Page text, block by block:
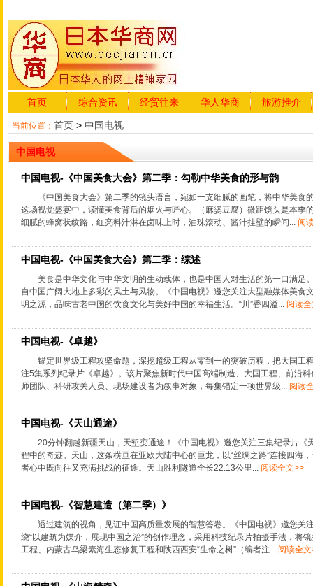
首页 综合资讯 经贸往来 华人华商 旅游推介
当前位置： 首页> 中国电视
中国电视
中国电视-《中国美食大会》第二季：勾勒中华美食的形与韵
《中国美食大会》第二季的镜头语言，宛如一支细腻的画笔，将中华美
这场视觉盛宴中，读懂美食背后的烟火与匠心。（麻婆豆腐）微距镜头是本季
细腻的蜂窝状纹路，红亮料汁淋在卤味上时，油珠滚动、酱汁挂壁的瞬间... 阅
中国电视-《中国美食大会》第二季：综述
美食是中华文化与中华文明的生动载体，也是中国人对生活的第一口满足
自中国广阔大地上多彩的风土与风物。《中国电视》邀您关注大型融媒体美食
明之源，品味古老中国的饮食文化与美好中国的幸福生活。“川”香四溢... 阅读
中国电视-《卓越》
锚定世界级工程攻坚命题，深挖超级工程从零到一的突破历程，把大国工
注5集系列纪录片《卓越》。该片聚焦新时代中国高端制造、大国工程、前沿
师团队、科研攻关人员、现场建设者为叙事对象，每集锚定一项世界级... 阅读
中国电视-《天山通途》
20分钟翻越新疆天山，天堑变通途！《中国电视》邀您关注三集纪录片《
程中的奇迹。天山，这条横亘在亚欧大陆中心的巨龙，以“丝绸之路”连接四海
者心中既向往又充满挑战的征途。天山胜利隧道全长22.13公里... 阅读全文>>
中国电视-《智慧建造（第二季）》
透过建筑的视角，见证中国高质量发展的智慧答卷。《中国电视》邀您关
绕“以建筑为媒介，展现中国之治”的创作理念，采用科技纪录片拍摄手法，将
工程、内蒙古乌梁素海生态修复工程和陕西西安“生命之树”（编者注... 阅读全文